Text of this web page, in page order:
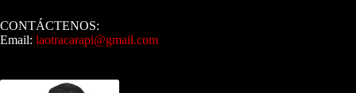
CONTÁCTENOS:
Email: laotracarapi@gmail.com